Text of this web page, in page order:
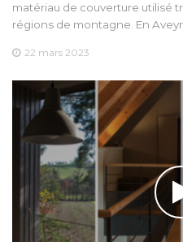
matériau de couverture utilisé
régions de montagne. En
22 mars 2023